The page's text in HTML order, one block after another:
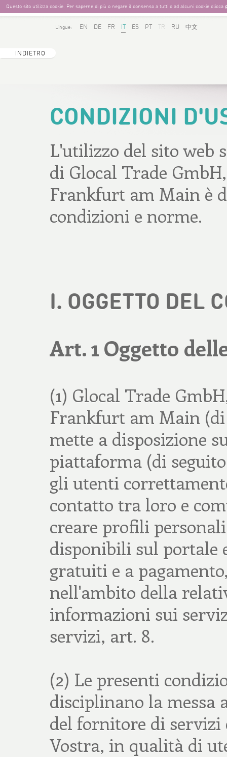
Questo sito utilizza cookie. Per saperne di più o negare il consenso a tutti o ad alcuni cookie clicca
Lingue: EN DE FR ES PT TR RU 中文
INDIETRO
CONDIZIONI
L'utilizzo del sito web
di Glocal Trade
Frankfurt am Main è
condizioni e norme.
I. OGGETTO DEL
Art. 1 Oggetto
(1) Glocal Trade
Frankfurt am Main
mette a disposizione
piattaforma (di
gli utenti
contatto tra loro e
creare profili
disponibili sul
gratuiti e a
nell'ambito della
informazioni sui
servizi, art. 8.
(2) Le presenti
disciplinano la messa
del fornitore di servizi
Vostra, in qualità di